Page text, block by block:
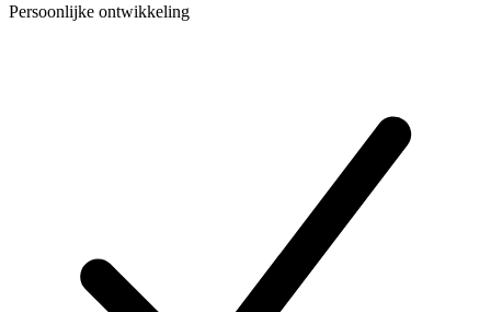
Persoonlijke ontwikkeling